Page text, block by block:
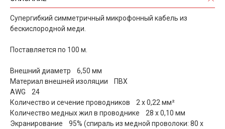
Cупергибкий симметричный микрофонный кабель из
бескислородной меди.
Поставляется по 100 м.
Внешний диаметр 6,50 мм
Материал внешней изоляции ПВХ
AWG 24
Количество и сечение проводников 2 х 0,22 мм²
Количество медных жил в проводнике 28 х 0,10 мм
Экранирование 95% (спираль из медной проволоки: 80 x